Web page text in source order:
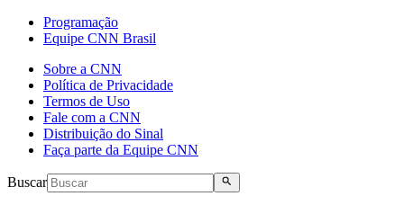
Programação
Equipe CNN Brasil
Sobre a CNN
Política de Privacidade
Termos de Uso
Fale com a CNN
Distribuição do Sinal
Faça parte da Equipe CNN
Buscar